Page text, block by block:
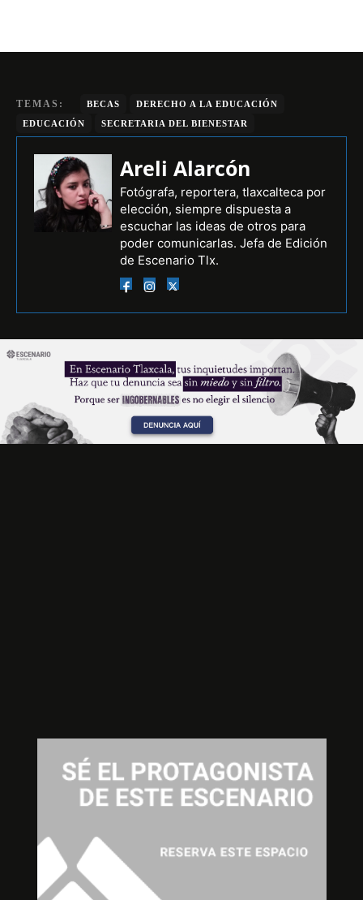
TEMAS: BECAS
DERECHO A LA EDUCACIÓN
EDUCACIÓN
SECRETARIA DEL BIENESTAR
Areli Alarcón
Fotógrafa, reportera, tlaxcalteca por
elección, siempre dispuesta a
escuchar las ideas de otros para
poder comunicarlas. Jefa de Edición
de Escenario Tlx.